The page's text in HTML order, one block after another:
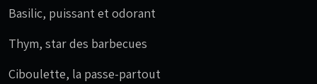
Basilic, puissant et odorant
Thym, star des barbecues
Ciboulette, la passe-partout